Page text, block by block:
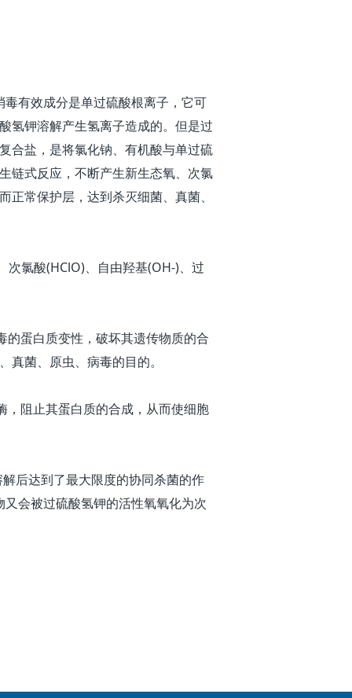
毒有效成分是单过硫酸根离子，它可
氢钾溶解产生氢离子造成的。但是过
合盐，是将氯化钠、有机酸与单过硫
链式反应，不断产生新生态氧、次氯
常保护层，达到杀灭细菌、真菌、
氯酸(HClO)、自由羟基(OH-)、过
蛋白质变性，破坏其遗传物质的合
菌、原虫、病毒的目的。
阻止其蛋白质的合成，从而使细胞
后达到了最大限度的协同杀菌的作
会被过硫酸氢钾的活性氧氧化为次